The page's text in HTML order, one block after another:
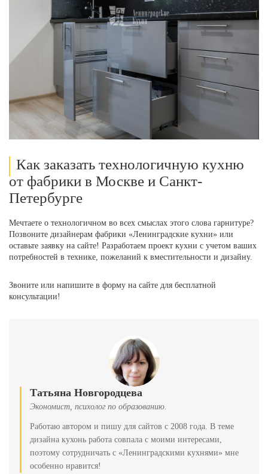
Как заказать технологичную кухню
от фабрики в Москве и Санкт-
Петербурге
Мечтаете о технологичном во всех смыслах этого слова гарнитуре?
Позвоните дизайнерам фабрики «Ленинградские кухни» или
оставьте заявку на сайте! Разработаем проект кухни с учетом ваших
потребностей в технике, пожеланий к вместительности и дизайну.
Звоните или напишите в форму на сайте для бесплатной
консультации!
Татьяна Новгородцева
Экономист, психолог по образованию.
Работаю автором и пишу для сайтов с 2008 года. В теме
дизайна кухонь работа совпала с моими интересами,
поэтому сотрудничать с «Ленинградскими кухнями» мне
особенно нравится!